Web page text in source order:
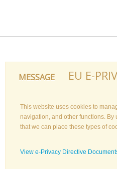
MESSAGE EU E-
This website uses cookies to
navigation, and other functions. By
that we can place these types of
View e-Privacy Directive